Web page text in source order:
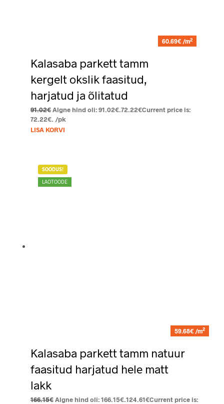
60.69€ /m2
Kalasaba parkett tamm
kergelt okslik faasitud,
harjatud ja õlitatud
91.02€ Algne hind oli: 91.02€.72.22€Current price is:
72.22€. /pk
LISA KORVI
SOODUS!
LAOTOODE
59.68€ /m2
Kalasaba parkett tamm natuur
faasitud harjatud hele matt
lakk
166.15€ Algne hind oli: 166.15€.124.61€Current price is: